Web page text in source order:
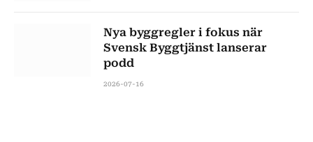
Nya byggregler i fokus när
Svensk Byggtjänst lanserar
podd
2026-07-16